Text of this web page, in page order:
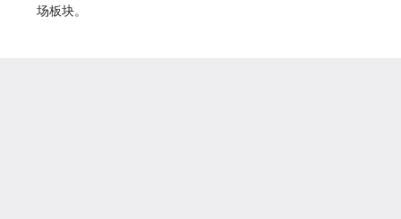
场板块。